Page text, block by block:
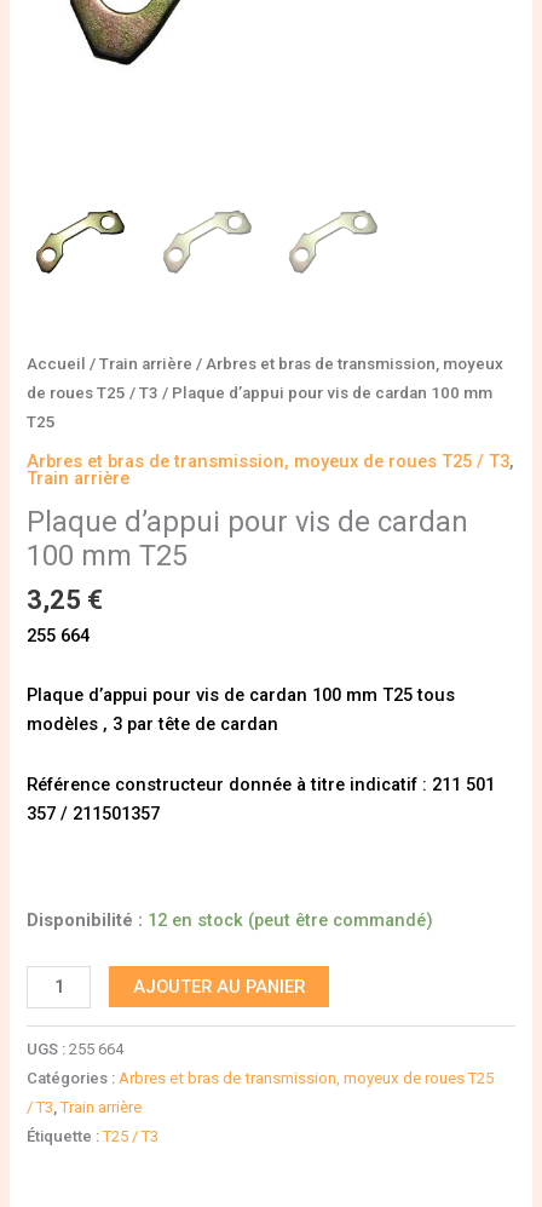
Accueil /Train arrière / Arbres et bras de transmission, moyeux
de roues T25 / T3 / Plaque d’appui pour vis de cardan 100 mm
T25
Arbres et bras de transmission, moyeux de roues T25 / T3,
Train arrière
Plaque d’appui pour vis de cardan
100 mm T25
3,25 €
255 664
Plaque d’appui pour vis de cardan 100 mm T25 tous
modèles , 3 par tête de cardan
Référence constructeur donnée à titre indicatif : 211 501
357 / 211501357
Disponibilité : 12 en stock (peut être commandé)
AJOUTER AU PANIER
UGS :255 664
Catégories : Arbres et bras de transmission, moyeux de roues T25
/ T3 ,Train arrière
Étiquette :T25 / T3